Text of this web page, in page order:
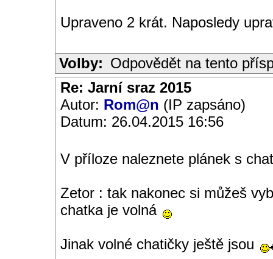
Upraveno 2 krát. Naposledy
Volby: Odpovědět na tento
Re: Jarní sraz 2015
Autor: Rom@n (IP zapsáno)
Datum: 26.04.2015 16:56
V příloze naleznete plánek s
Zetor : tak nakonec si můžeš
chatka je volná
Jinak volné chatičky ještě jsou